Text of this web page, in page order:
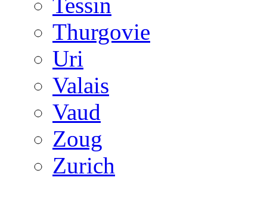
Tessin
Thurgovie
Uri
Valais
Vaud
Zoug
Zurich